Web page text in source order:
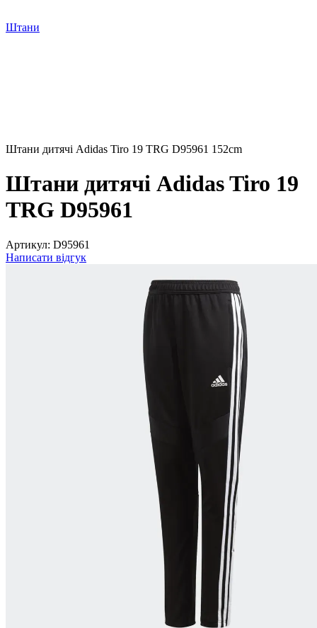
Штани
Штани дитячі Adidas Tiro 19 TRG D95961 152cm
Штани дитячі Adidas Tiro 19
TRG D95961
Артикул: D95961
Написати відгук